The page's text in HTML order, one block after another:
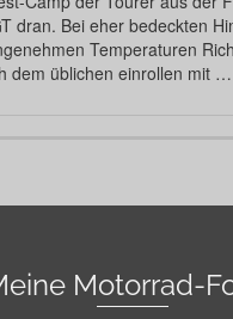
dran. Bei eher bedeckten
Temperaturen
dem üblichen einrollen mit …
Motorrad-